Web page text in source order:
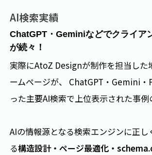
AI検索実績
ChatGPT・Geminiなどでクライア
が続々！
実際にAtoZ Designが制作を担当した
ームページが、 ChatGPT・Gemini
った主要AI検索で上位表示された事例
AIの情報源となる検索エンジンに正し
る構造設計・ページ最適化・
Google検索実績
「大田区 × スペイン料理」で検索
成！
AtoZ Designが制作を担当したスペイ
ムページが、 「大田区 スペイン料理
年での達成）。
MEO対策実績
Googleマップで「地域名 × 業種」
実績多数！
AtoZ Designがサポートする飲食店・
院など、
幅広い業種のクライアントがGoogle
す。